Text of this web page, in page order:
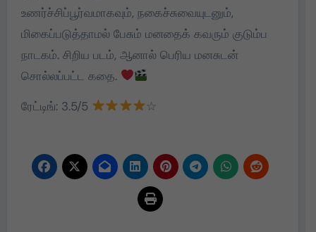
உணர்ச்சிப்பூர்வமாகவும், நகைச்சுவையுடனும்,
மிகைப்படுத்தாமல் பேசும் மனதைக் கவரும் குடும்ப
நாடகம். சிறிய படம், ஆனால் பெரிய மனசுடன்
சொல்லப்பட்ட கதை.
ரேட்டிங்: 3.5/5
☆